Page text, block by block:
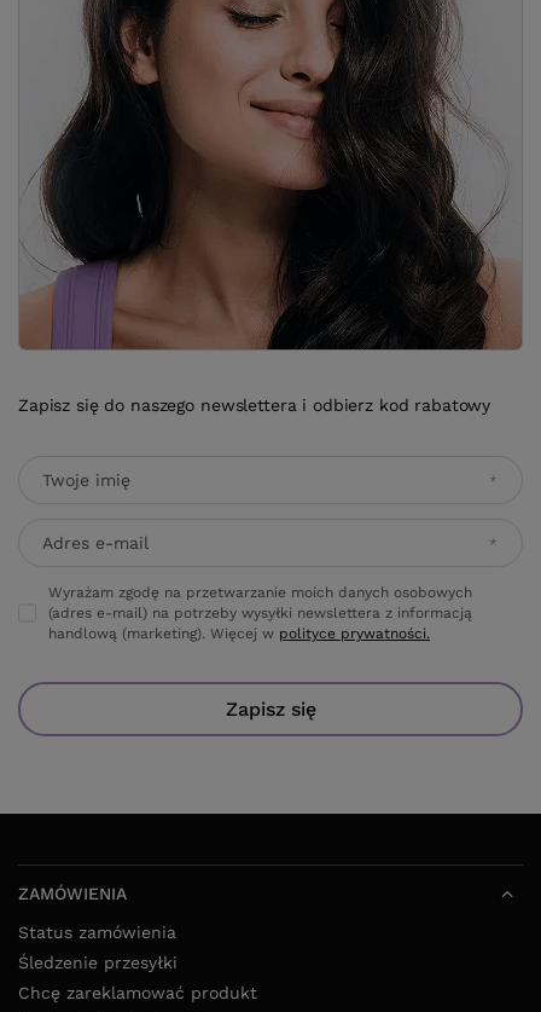
Zapisz się do naszego newslettera i odbierz kod rabatowy
Twoje imię
Adres e-mail
Wyrażam zgodę na przetwarzanie moich danych osobowych
(adres e-mail) na potrzeby wysyłki newslettera z informacją
handlową (marketing). Więcej w polityce prywatności.
Zapisz się
ZAMÓWIENIA
Status zamówienia
Śledzenie przesyłki
Chcę zareklamować produkt